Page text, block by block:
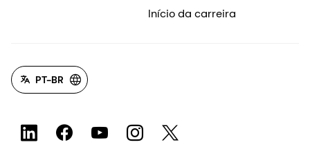
Início da carreira
PT-BR